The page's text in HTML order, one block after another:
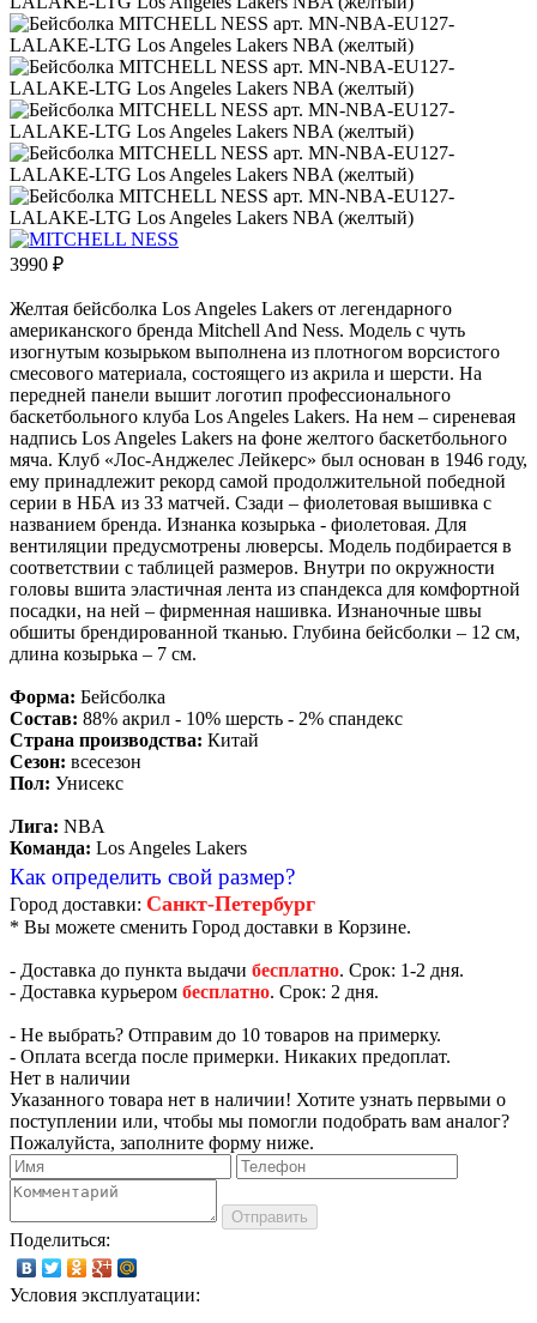
3990 ₽
Желтая бейсболка Los Angeles Lakers от легендарного
американского бренда Mitchell And Ness. Модель с чуть
изогнутым козырьком выполнена из плотногом ворсистого
смесового материала, состоящего из акрила и шерсти. На
передней панели вышит логотип профессионального
баскетбольного клуба Los Angeles Lakers. На нем – сиреневая
надпись Los Angeles Lakers на фоне желтого баскетбольного
мяча. Клуб «Лос-Анджелес Лейкерс» был основан в 1946 году,
ему принадлежит рекорд самой продолжительной победной
серии в НБА из 33 матчей. Сзади – фиолетовая вышивка с
названием бренда. Изнанка козырька - фиолетовая. Для
вентиляции предусмотрены люверсы. Модель подбирается в
соответствии с таблицей размеров. Внутри по окружности
головы вшита эластичная лента из спандекса для комфортной
посадки, на ней – фирменная нашивка. Изнаночные швы
обшиты брендированной тканью. Глубина бейсболки – 12 см,
длина козырька – 7 см.
Форма: Бейсболка
Состав: 88% акрил - 10% шерсть - 2% спандекс
Страна производства: Китай
Сезон: всесезон
Пол: Унисекс
Лига: NBA
Команда: Los Angeles Lakers
Как определить свой размер?
Город доставки: Санкт-Петербург
* Вы можете сменить Город доставки в Корзине.
- Доставка до пункта выдачи бесплатно. Срок: 1-2 дня.
- Доставка курьером бесплатно. Срок: 2 дня.
- Не выбрать? Отправим до 10 товаров на примерку.
- Оплата всегда после примерки. Никаких предоплат.
Нет в наличии
Указанного товара нет в наличии! Хотите узнать первыми о
поступлении или, чтобы мы помогли подобрать вам аналог?
Пожалуйста, заполните форму ниже.
Отправить
Поделиться:
Условия эксплуатации: